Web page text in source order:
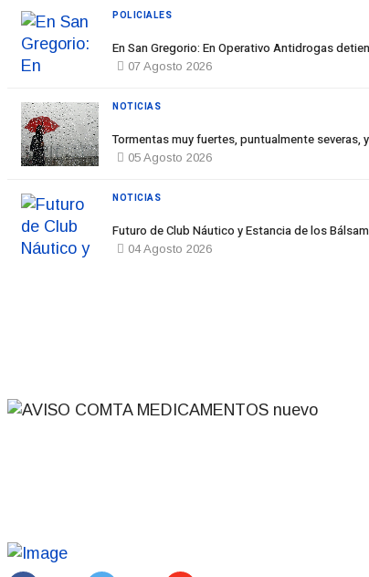
En San Gregorio: En Operativo Antidrogas
07 Agosto 2026
POLICIALES
Tormentas muy fuertes, puntualmente
05 Agosto 2026
NOTICIAS
Futuro de Club Náutico y Estancia de los
04 Agosto 2026
NOTICIAS